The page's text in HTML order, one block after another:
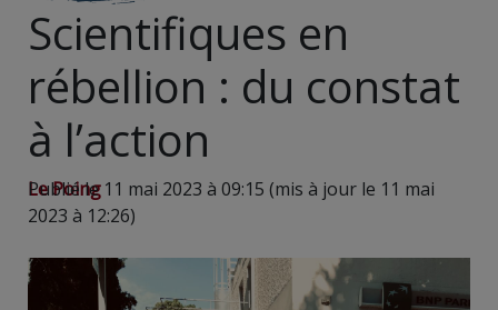
Scientifiques en
rébellion : du constat
à l’action
Le Poing
Publié le 11 mai 2023 à 09:15 (mis à jour le 11 mai
2023 à 12:26)